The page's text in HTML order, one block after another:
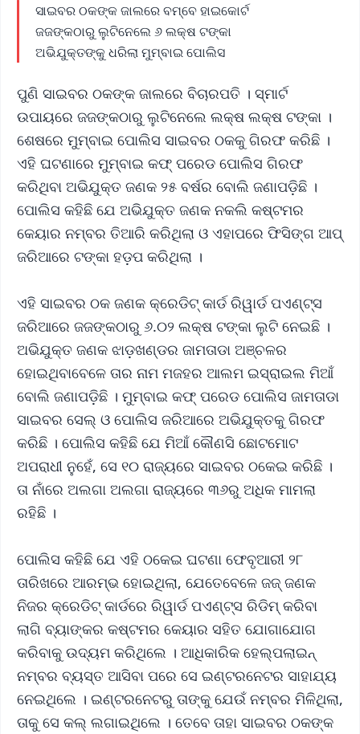
ସାଇବର ଠକଙ୍କ ଜାଲରେ ବମ୍ବେ ହାଇକୋର୍ଟ
ଜଜଙ୍କଠାରୁ ଲୁଟିନେଲେ ୬ ଲକ୍ଷ ଟଙ୍କା
ଅଭିଯୁକ୍ତଙ୍କୁ ଧରିଲା ମୁମ୍ବାଇ ପୋଲିସ
ପୁଣି ସାଇବର ଠକଙ୍କ ଜାଲରେ ବିଚାରପତି । ସ୍ମାର୍ଟ
ଉପାୟରେ ଜଜଙ୍କଠାରୁ ଲୁଟିନେଲେ ଲକ୍ଷ ଲକ୍ଷ ଟଙ୍କା ।
ଶେଷରେ ମୁମ୍ବାଇ ପୋଲିସ ସାଇବର ଠକକୁ ଗିରଫ କରିଛି ।
ଏହି ଘଟଣାରେ ମୁମ୍ବାଇ କଫ୍ ପରେଡ ପୋଲିସ ଗିରଫ
କରିଥିବା ଅଭିଯୁକ୍ତ ଜଣକ ୨୫ ବର୍ଷର ବୋଲି ଜଣାପଡ଼ିଛି ।
ପୋଲିସ କହିଛି ଯେ ଅଭିଯୁକ୍ତ ଜଣକ ନକଲି କଷ୍ଟମର
କେୟାର ନମ୍ବର ତିଆରି କରିଥିଲା ଓ ଏହାପରେ ଫିସିଙ୍ଗ ଆପ୍
ଜରିଆରେ ଟଙ୍କା ହଡ଼ପ କରିଥିଲା ।
ଏହି ସାଇବର ଠକ ଜଣକ କ୍ରେଡିଟ୍ କାର୍ଡ ରିୱାର୍ଡ ପଏଣ୍ଟ୍ସ
ଜରିଆରେ ଜଜଙ୍କଠାରୁ ୬.୦୨ ଲକ୍ଷ ଟଙ୍କା ଲୁଟି ନେଇଛି ।
ଅଭିଯୁକ୍ତ ଜଣକ ଝାଡ଼ଖଣ୍ଡର ଜାମତାଡା ଅଞ୍ଚଳର
ହୋଇଥିବାବେଳେ ତାର ନାମ ମଜହର ଆଲମ ଇସ୍ରାଇଲ ମିଆଁ
ବୋଲି ଜଣାପଡ଼ିଛି । ମୁମ୍ବାଇ କଫ୍ ପରେଡ ପୋଲିସ ଜାମତାଡା
ସାଇବର ସେଲ୍ ଓ ପୋଲିସ ଜରିଆରେ ଅଭିଯୁକ୍ତକୁ ଗିରଫ
କରିଛି । ପୋଲିସ କହିଛି ଯେ ମିଆଁ କୌଣସି ଛୋଟମୋଟ
ଅପରାଧୀ ନୁହେଁ, ସେ ୧୦ ରାଜ୍ୟରେ ସାଇବର ଠକେଇ କରିଛି ।
ତା ନାଁରେ ଅଲଗା ଅଲଗା ରାଜ୍ୟରେ ୩୬ରୁ ଅଧିକ ମାମଲା
ରହିଛି ।
ପୋଲିସ କହିଛି ଯେ ଏହି ଠକେଇ ଘଟଣା ଫେବୃଆରୀ ୨୮
ତାରିଖରେ ଆରମ୍ଭ ହୋଇଥିଲା, ଯେତେବେଳେ ଜଜ୍ ଜଣକ
ନିଜର କ୍ରେଡିଟ୍ କାର୍ଡରେ ରିୱାର୍ଡ ପଏଣ୍ଟ୍ସ ରିଡିମ୍ କରିବା
ଲାଗି ବ୍ୟାଙ୍କର କଷ୍ଟମର କେୟାର ସହିତ ଯୋଗାଯୋଗ
କରିବାକୁ ଉଦ୍ୟମ କରିଥିଲେ । ଆଧିକାରିକ ହେଲ୍ପଲାଇନ୍
ନମ୍ବର ବ୍ୟସ୍ତ ଆସିବା ପରେ ସେ ଇଣ୍ଟରନେଟର ସାହାଯ୍ୟ
ନେଇଥିଲେ । ଇଣ୍ଟରନେଟରୁ ତାଙ୍କୁ ଯେଉଁ ନମ୍ବର ମିଳିଥିଲା,
ତାକୁ ସେ କଲ୍ ଲଗାଇଥିଲେ । ତେବେ ତାହା ସାଇବର ଠକଙ୍କ